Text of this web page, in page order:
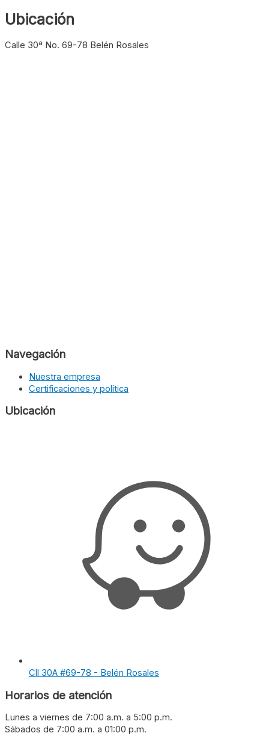
Ubicación
Calle 30ª No. 69-78 Belén Rosales
Navegación
Nuestra empresa
Certificaciones y política
Ubicación
Cll 30A #69-78 - Belén Rosales
Horarios de atención
Lunes a viernes de 7:00 a.m. a 5:00 p.m.
Sábados de 7:00 a.m. a 01:00 p.m.